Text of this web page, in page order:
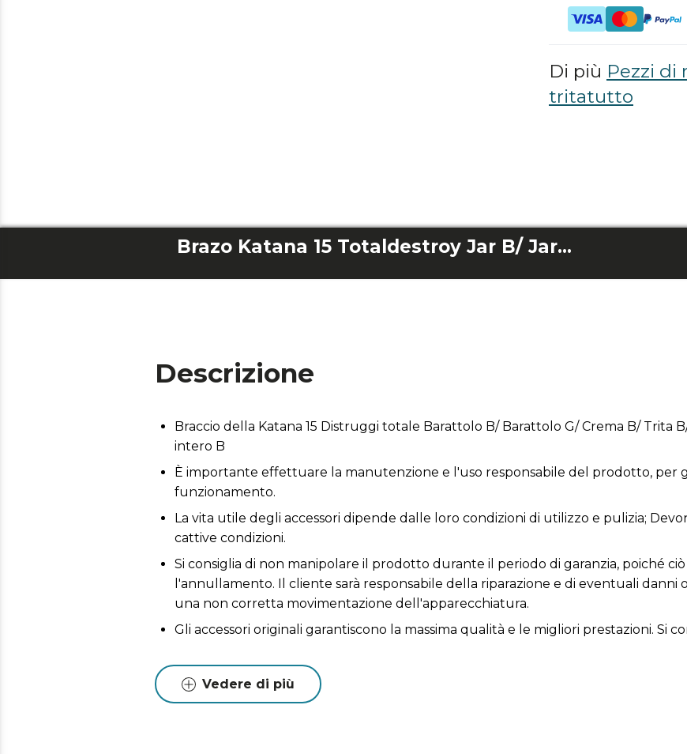
Di più Pezzi di
tritatutto
Brazo Katana 15 Totaldestroy Jar B/ Jar G/ Cream B/ Chop B/ Smash B/ Full B/ Full B Screen
Descrizione
Braccio della Katana 15 Distruggi totale Barattolo B/ Barattolo G/ Crema B/ Trita
intero B
È importante effettuare la manutenzione e l'uso responsabile del prodotto, per
funzionamento.
La vita utile degli accessori dipende dalle loro condizioni di utilizzo e pulizia;
cattive condizioni.
Si consiglia di non manipolare il prodotto durante il periodo di garanzia, poiché
l'annullamento. Il cliente sarà responsabile della riparazione e di eventuali danni
una non corretta movimentazione dell'apparecchiatura.
Gli accessori originali garantiscono la massima qualità e le migliori prestazioni. Si
Vedere di più